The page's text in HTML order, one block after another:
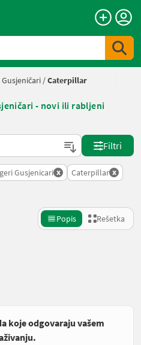
Gusjeničari /Caterpillar
- novi ili rabljeni
Filtri
Gusjenicari x Caterpillar x
Popis Rešetka
koje odgovaraju vašem